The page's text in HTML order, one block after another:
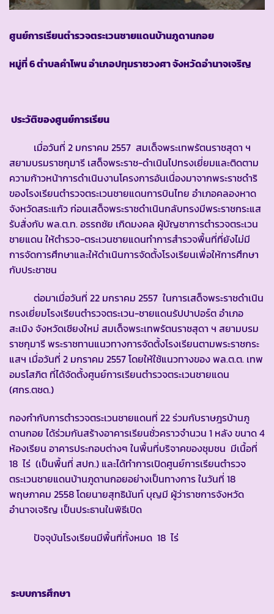
ศูนย์การเรียนตำรวจตระเวนชายแดนบ้านภูดานกอย
หมู่ที่ 6 ตำบลคำโพน อำเภอปทุมราชวงศา จังหวัดอำนาจเจริญ
ประวัติของศูนย์การเรียน
เมื่อวันที่ 2 มกราคม 2557 สมเด็จพระเทพรัตนราชสุดา ฯ
สยามบรมราชกุมารี เสด็จพระราช-ดำเนินไปทรงเยี่ยมและติดตาม
ความก้าวหน้าการดำเนินงานโครงการอันเนื่องมาจากพระราชดำริ
ของโรงเรียนตำรวจตระเวนชายแดนการบินไทย อำเภอคลองหาด
จังหวัดสระแก้ว ก่อนเสด็จพระราชดำเนินกลับทรงมีพระราชกระแส
รับสั่งกับ พล.ต.ท. อรรถชัย เกิดมงคล ผู้บัญชาการตำรวจตระเวน
ชายแดน ให้ตำรวจ-ตระเวนชายแดนทำการสำรวจพื้นที่ที่ยังไม่มี
การจัดการศึกษาและให้ดำเนินการจัดตั้งโรงเรียนเพื่อให้การศึกษา
กับประชาชน
ต่อมาเมื่อวันที่ 22 มกราคม 2557 ในการเสด็จพระราชดำเนิน
ทรงเยี่ยมโรงเรียนตำรวจตระเวน-ชายแดนรัปปาปอร์ต อำเภอ
สะเมิง จังหวัดเชียงใหม่ สมเด็จพระเทพรัตนราชสุดา ฯ สยามบรม
ราชกุมารี พระราชทานแนวทางการจัดตั้งโรงเรียนตามพระราชกระ
แสฯ เมื่อวันที่ 2 มกราคม 2557 โดยให้ใช้แนวทางของ พล.ต.ต. เทพ
อมรโสภิต ที่ได้จัดตั้งศูนย์การเรียนตำรวจตระเวนชายแดน
(ศกร.ตชด.)
กองกำกับการตำรวจตระเวนชายแดนที่ 22 ร่วมกับราษฎรบ้านภู
ดานกอย ได้ร่วมกันสร้างอาคารเรียนชั่วคราวจำนวน 1 หลัง ขนาด 4
ห้องเรียน อาคารประกอบต่างๆ ในพื้นที่บริจาคของชุมชน มีเนื้อที่
18 ไร่ (เป็นพื้นที่ สปก.) และได้ทำการเปิดศูนย์การเรียนตำรวจ
ตระเวนชายแดนบ้านภูดานกอยอย่างเป็นทางการ ในวันที่ 18
พฤษภาคม 2558 โดยนายสุทธินันท์ บุญมี ผู้ว่าราชการจังหวัด
อำนาจเจริญ เป็นประธานในพิธีเปิด
ปัจจุบันโรงเรียนมีพื้นที่ทั้งหมด 18 ไร่
ระบบการศึกษา